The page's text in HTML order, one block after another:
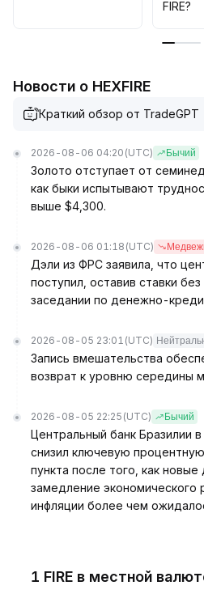
краткосрочных
Рекомендуется
волатильностью, чтобы
возможности и
FIRE?
Новости о HEXFIRE
Краткий обзор от TradeGPT
2026-08-06 04:20 (UTC) Бычий
Золото отступает от
как быки испытывают
выше $4,300.
2026-08-06 01:18 (UTC)
Дэли из ФРС заявила, что
поступил, оставив ставки
заседании по денежно-
2026-08-05 23:01 (UTC)
Запись вмешательства
возврат к уровню середины
2026-08-05 22:25 (UTC) Бычий
Центральный банк Бразилии
снизил ключевую
пункта после того, как новые
замедление экономического
инфляции более чем
1 FIRE в местной